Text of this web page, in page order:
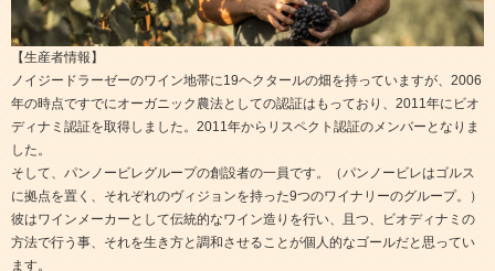
【生産者情報】
ノイジードラーゼーのワイン地帯に19ヘクタールの畑を持っていますが、2006
年の時点ですでにオーガニック農法としての認証はもっており、2011年にビオ
ディナミ認証を取得しました。2011年からリスペクト認証のメンバーとなりま
した。
そして、パンノービレグループの創設者の一員です。（パンノービレはゴルス
に拠点を置く、それぞれのヴィジョンを持った9つのワイナリーのグループ。）
彼はワインメーカーとして伝統的なワイン造りを行い、且つ、ビオディナミの
方法で行う事、それを生き方と調和させることが個人的なゴールだと思ってい
ます。